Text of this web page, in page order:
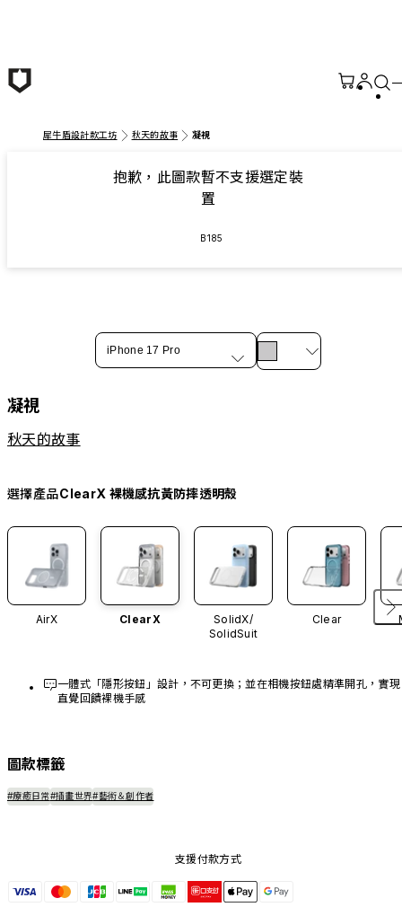
犀牛盾設計款工坊 秋天的故事 凝視
抱歉，此圖款暫不支援選定裝
置
B185
iPhone 17 Pro
凝視
秋天的故事
選擇產品ClearX 裸機感抗黃防摔透明殼
AirX ClearX
SolidX/
SolidSuit
Clear
一體式「隱形按鈕」設計，不可更換；並在相機按鈕處精準開孔，實現
直覺回饋裸機手感
圖款標籤
#療癒日常#插畫世界#藝術＆創作者
支援付款方式